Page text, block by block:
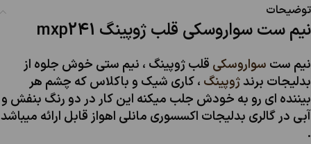
توضیحات
نیم ست سواروسکی قلب ژوپینگ mxp241
نیم ست سواروسکی قلب ژوپینگ ، نیم ستی خوش جلوه از
بدلیجات برندژوپینگ ، کاری شیک و باکلاس که چشم هر
بیننده ای رو به خودش جلب میکنه این کار در دو رنگ بنفش و
آبی در گالری بدلیجات اکسسوری مانلی اهواز قابل ارائه میباشد
.